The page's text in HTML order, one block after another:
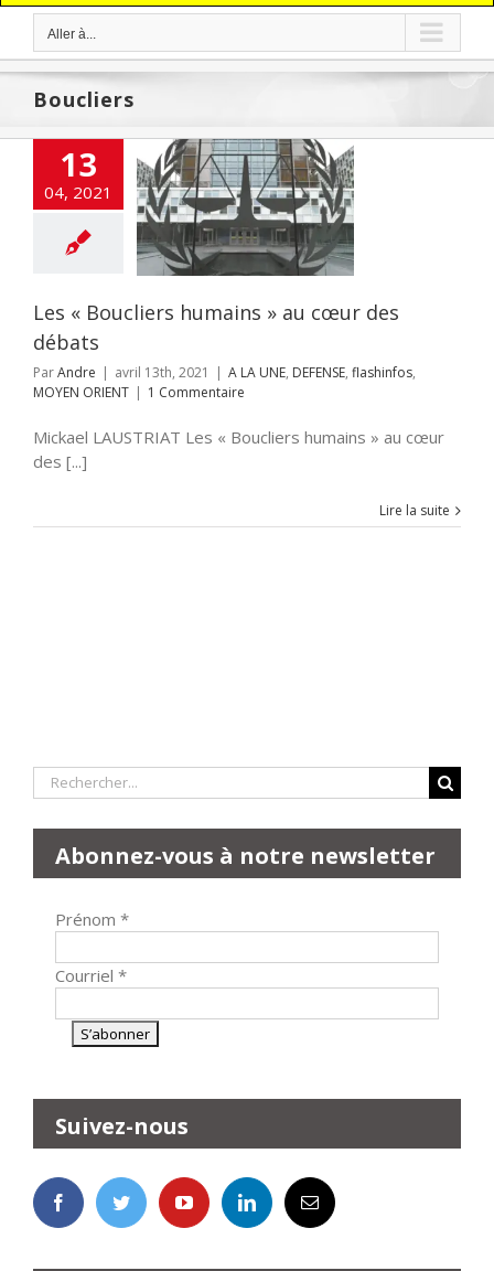
Aller à...
Boucliers
13
04, 2021
Boucliers
» au cœur des
DEFENSE
Les « Boucliers humains » au cœur des
débats
ParAndre | avril 13th, 2021 | A LA UNE, DEFENSE, flashinfos,
MOYEN ORIENT | 1 Commentaire
Mickael LAUSTRIAT Les « Boucliers humains » au cœur
des [...]
Lire la suite
Rechercher:
Abonnez-vous à notre newsletter
Prénom *
Courriel *
Suivez-nous